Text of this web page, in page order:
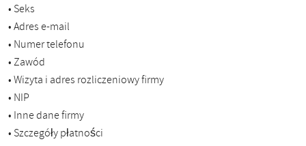
• Seks
• Adres e-mail
• Numer telefonu
• Zawód
• Wizyta i adres rozliczeniowy firmy
• NIP
• Inne dane firmy
• Szczegóły płatności